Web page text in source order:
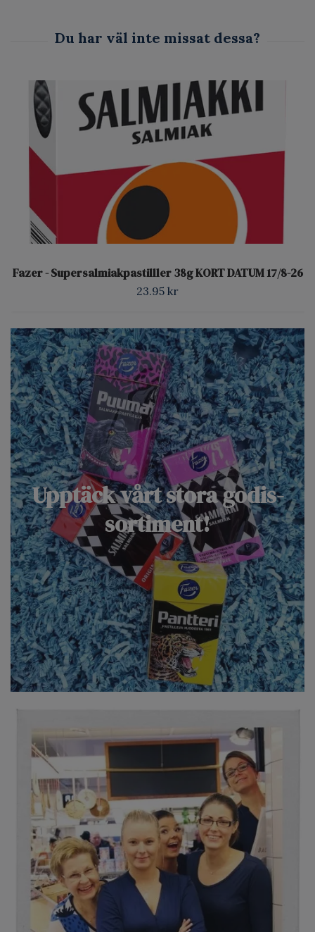
Upptäck vårt stora godis-
sortiment!
Fazer - Supersalmiakpastilller 38g KORT DATUM 17/8-26
23.95 kr